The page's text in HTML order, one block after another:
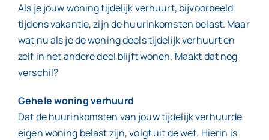
Als je jouw woning tijdelijk verhuurt, bijvoorbeeld
tijdens vakantie, zijn de huurinkomsten belast. Maar
wat nu als je de woning deels tijdelijk verhuurt en
zelf in het andere deel blijft wonen. Maakt dat nog
verschil?
Gehele woning verhuurd
Dat de huurinkomsten van jouw tijdelijk verhuurde
eigen woning belast zijn, volgt uit de wet. Hierin is